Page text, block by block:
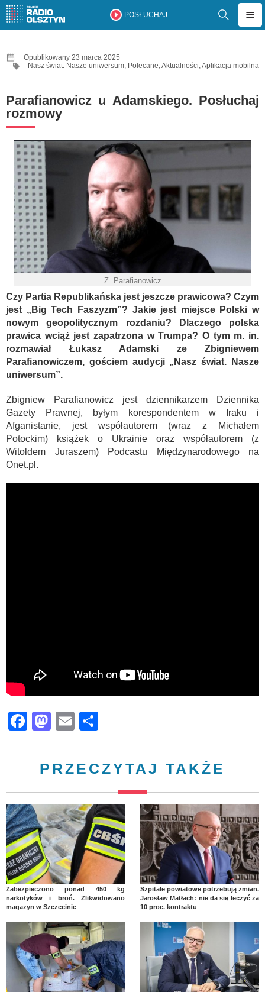
POSŁUCHAJ
Opublikowany 23 marca 2025
Nasz świat. Nasze uniwersum, Polecane,Aktualności,Aplikacja mobilna
Parafianowicz u Adamskiego. Posłuchaj
rozmowy
Z. Parafianowicz
Czy Partia Republikańska jest jeszcze prawicowa? Czym
jest „Big Tech Faszyzm”? Jakie jest miejsce Polski w
nowym geopolitycznym rozdaniu? Dlaczego polska
prawica wciąż jest zapatrzona w Trumpa? O tym m. in.
rozmawiał Łukasz Adamski ze Zbigniewem
Parafianowiczem, gościem audycji „Nasz świat. Nasze
uniwersum”.
Zbigniew Parafianowicz jest dziennikarzem Dziennika
Gazety Prawnej, byłym korespondentem w Iraku i
Afganistanie, jest współautorem (wraz z Michałem
Potockim) książek o Ukrainie oraz współautorem (z
Witoldem Juraszem) Podcastu Międzynarodowego na
Onet.pl.
Facebook
Mastodon
Email
PRZECZYTAJ TAKŻE
Zabezpieczono ponad 450 kg
narkotyków i broń. Zlikwidowano
magazyn w Szczecinie
Szpitale powiatowe potrzebują zmian.
Jarosław Matłach: nie da się leczyć za
10 proc. kontraktu